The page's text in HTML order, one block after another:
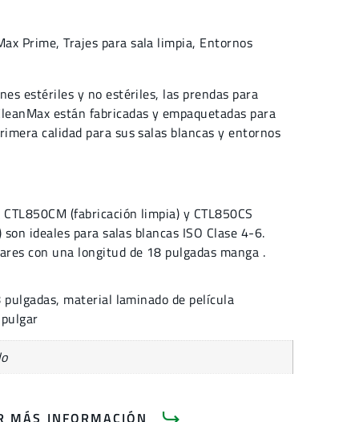
Prime,Trajes para sala limpia, Entornos
estériles y no estériles, las prendas para
están fabricadas y empaquetadas para
calidad para sus salas blancas y entornos
(fabricación limpia) y CTL850CS
ideales para salas blancas ISO Clase 4-6.
con una longitud de 18 pulgadas manga .
pulgadas, material laminado de película
MÁS INFORMACIÓN